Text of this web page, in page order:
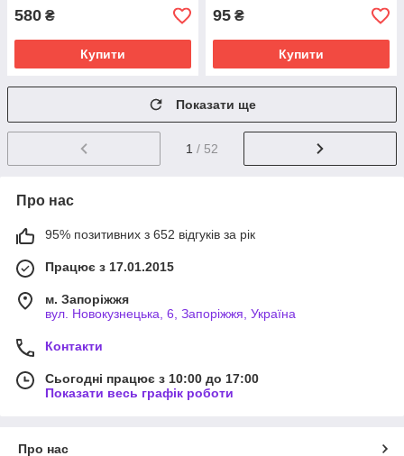
580 ₴
Купити
95 ₴
Купити
Показати ще
1 / 52
Про нас
95% позитивних з 652 відгуків за рік
Працює з 17.01.2015
м. Запоріжжя
вул. Новокузнецька, 6, Запоріжжя, Україна
Контакти
Сьогодні працює з 10:00 до 17:00
Показати весь графік роботи
Про нас